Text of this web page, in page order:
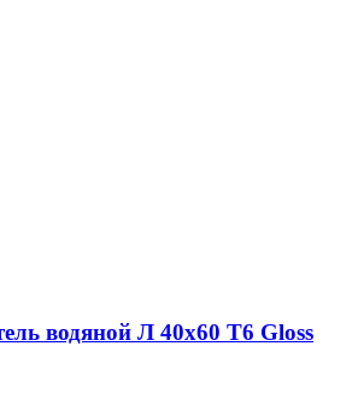
водяной Л 40х60 Т6 Gloss